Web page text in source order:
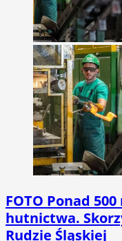
FOTO Ponad
hutnictwa.
Rudzie Śląskiej